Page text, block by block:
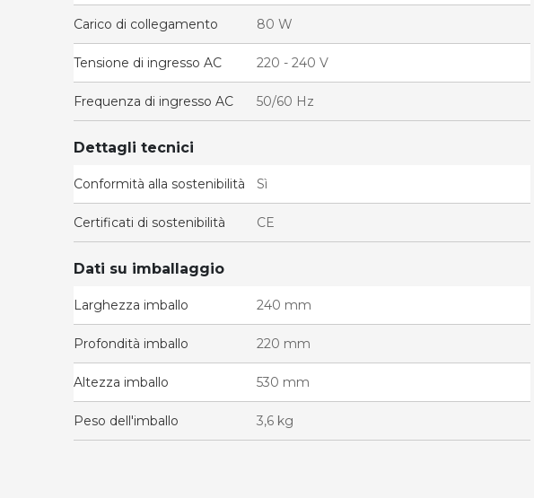
Carico di collegamento 80 W
Tensione di ingresso AC 220 - 240 V
Frequenza di ingresso AC 50/60 Hz
Dettagli tecnici
Conformità alla sostenibilità Sì
Certificati di sostenibilità CE
Dati su imballaggio
Larghezza imballo 240 mm
Profondità imballo 220 mm
Altezza imballo 530 mm
Peso dell'imballo 3,6 kg